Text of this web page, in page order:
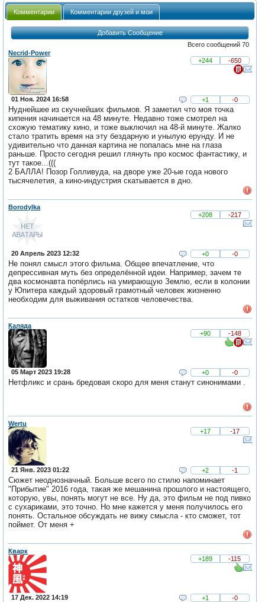
Комментарии Комментарии друзей и мои
Добавить Сообщение
Всего сообщений 70
Necrid-Power
+244
-650
01 Ноя. 2024 16:58 +1 -0
Нуднейшее из скучнейших фильмов. Я заметил что моя точка
кипения начинается на 48 минуте. Недавно тоже смотрел на
схожую тематику кино, и тоже выключил на 48-й минуте. Жалко
стало тратить время на эту бездарную и унылую ерунду. И не
удивительно что данная картина не попалась мне на глаза
раньше. Просто сегодня решил глянуть про космос фантастику, и
тут такое...(((
2 БАЛЛА! Позор Голливуда, на дворе уже 20-ые года нового
тысячелетия, а кино-индустрия скатывается в дно.
Borodylka
+208
-217
20 Апрель 2023 12:32 +0 -0
Не понял смысл этого фильма. Общее впечатление, что
депрессивная муть без определённой идеи. Например, зачем те
два космонавта попёрлись на умирающую Землю, если в колонии
у Юпитера каждый здоровый грамотный человек жизненно
необходим для выживания остатков человечества.
Каляда
+90
-148
05 Март 2023 19:28 +0 -0
Нетфликс и срань бредовая скоро для меня станут синонимами .
Wertu
+17
-17
21 Янв. 2023 01:22 +2 -1
Сюжет неоднозначный. Больше всего по стилю напоминает
"Прибытие" 2016 года, такая же мешанина прошлого и настоящего,
которую, увы, понять могут не все. Ну да, это фильм не под пивко
с сухариками, это точно. Но мне кажется у меня получилось его
понять. Остальное обсуждать не вижу смысла - кто сможет, тот
поймет. От меня +
Кварк
+189
-115
17 Дек. 2022 14:19 +1 -0